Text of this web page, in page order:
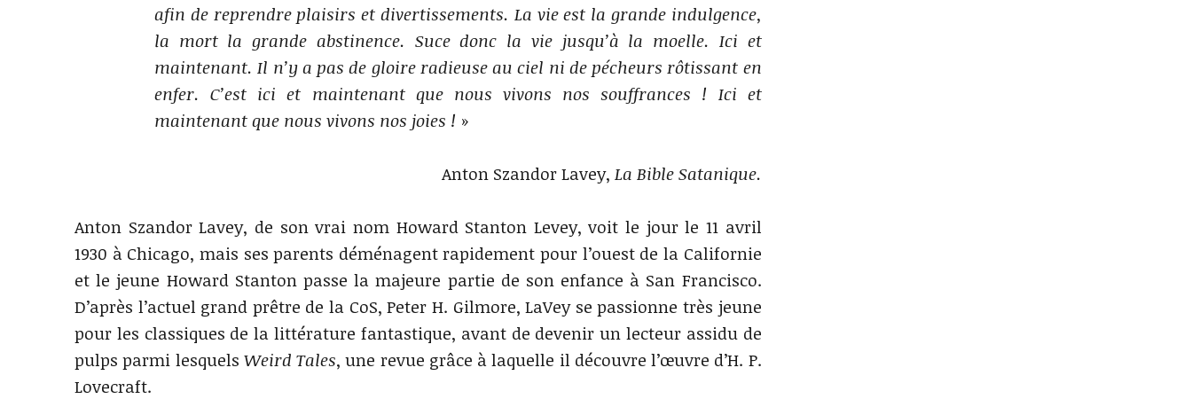
afin de reprendre plaisirs et divertissements. La vie est la grande indulgence,
la mort la grande abstinence. Suce donc la vie jusqu’à la moelle. Ici et
maintenant. Il n’y a pas de gloire radieuse au ciel ni de pécheurs rôtissant en
enfer. C’est ici et maintenant que nous vivons nos souffrances ! Ici et
maintenant que nous vivons nos joies ! »
Anton Szandor Lavey, La Bible Satanique.
Anton Szandor Lavey, de son vrai nom Howard Stanton Levey, voit le jour le 11 avril
1930 à Chicago, mais ses parents déménagent rapidement pour l’ouest de la Californie
et le jeune Howard Stanton passe la majeure partie de son enfance à San Francisco.
D’après l’actuel grand prêtre de la CoS, Peter H. Gilmore, LaVey se passionne très jeune
pour les classiques de la littérature fantastique, avant de devenir un lecteur assidu de
pulps parmi lesquels Weird Tales, une revue grâce à laquelle il découvre l’œuvre d’H. P.
Lovecraft.